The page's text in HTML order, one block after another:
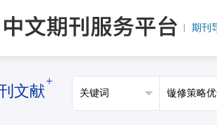
期刊
文献
+